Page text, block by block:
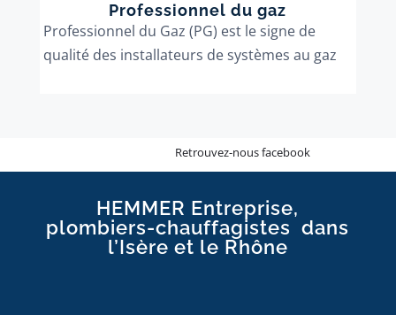
Professionnel du gaz
Professionnel du Gaz (PG) est le signe de
qualité des installateurs de systèmes au gaz
Retrouvez-nous facebook
HEMMER Entreprise,
plombiers-chauffagistes dans
l’Isère et le Rhône